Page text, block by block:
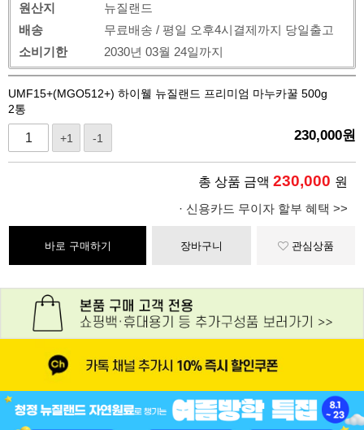
원산지
뉴질랜드
배송
무료배송 / 평일 오후4시결제까지 당일출고
소비기한
2030년 03월 24일까지
UMF15+(MGO512+) 하이웰 뉴질랜드 프리미엄 마누카꿀 500g
2통
+1 -1 230,000원
총 상품 금액 230,000 원
· 신용카드 무이자 할부 혜택 >>
바로 구매하기 장바구니 관심상품